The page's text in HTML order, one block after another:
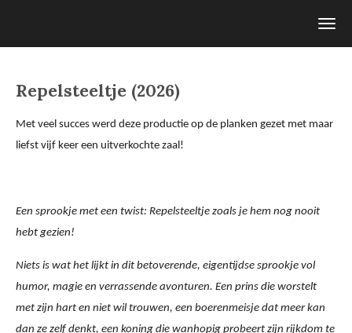
hoofdinhoud
Repelsteeltje (2026)
Met veel succes werd deze productie op de planken gezet met maar
liefst vijf keer een uitverkochte zaal!
Een sprookje met een twist: Repelsteeltje zoals je hem nog nooit
hebt gezien!
Niets is wat het lijkt in dit betoverende, eigentijdse sprookje vol
humor, magie en verrassende avonturen. Een prins die worstelt
met zijn hart en niet wil trouwen, een boerenmeisje dat meer kan
dan ze zelf denkt, een koning die wanhopig probeert zijn rijkdom te